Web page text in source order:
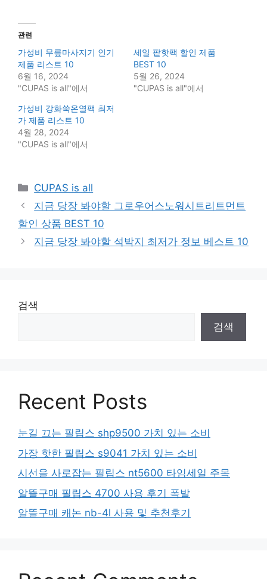
관련
가성비 무릎마사지기 인기
제품 리스트 10
6월 16, 2024
"CUPAS is all"에서
세일 팥핫팩 할인 제품
BEST 10
5월 26, 2024
"CUPAS is all"에서
가성비 강화쑥온열팩 최저
가 제품 리스트 10
4월 28, 2024
"CUPAS is all"에서
Categories
CUPAS is all
지금 당장 봐야할 그로우어스노워시트리트먼트
할인 상품 BEST 10
지금 당장 봐야할 석박지 최저가 정보 베스트 10
검색
검색
Recent Posts
눈길 끄는 필립스 shp9500 가치 있는 소비
가장 핫한 필립스 s9041 가치 있는 소비
시선을 사로잡는 필립스 nt5600 타임세일 주목
알뜰구매 필립스 4700 사용 후기 폭발
알뜰구매 캐논 nb-4l 사용 및 추천후기